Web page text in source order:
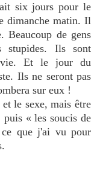
six jours pour le
dimanche matin. Il
Beaucoup de gens
stupides. Ils sont
vie. Et le jour du
Ils ne seront pas
sur eux !
le sexe, mais être
« les soucis de
ce que j'ai vu pour